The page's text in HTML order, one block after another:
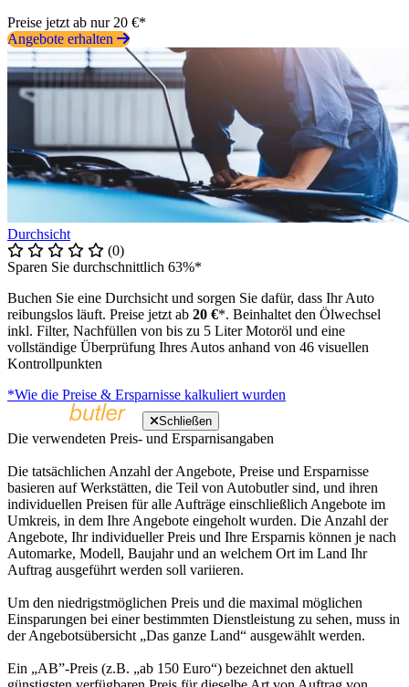
Preise jetzt ab nur 20 €*
Angebote erhalten
Durchsicht
(0)
Sparen Sie durchschnittlich 63%*
Buchen Sie eine Durchsicht und sorgen Sie dafür, dass Ihr Auto
reibungslos läuft. Preise jetzt ab 20 €*. Beinhaltet den Ölwechsel
inkl. Filter, Nachfüllen von bis zu 5 Liter Motoröl und eine
vollständige Überprüfung Ihres Autos anhand von 46 visuellen
Kontrollpunkten
*Wie die Preise & Ersparnisse kalkuliert wurden
Schließen
Die verwendeten Preis- und Ersparnisangaben
Die tatsächlichen Anzahl der Angebote, Preise und Ersparnisse
basieren auf Werkstätten, die Teil von Autobutler sind, und ihren
individuellen Preisen für alle Aufträge einschließlich Angebote im
Umkreis, in dem Ihre Angebote eingeholt wurden. Die Anzahl der
Angebote, Ihr individueller Preis und Ihre Ersparnis können je nach
Automarke, Modell, Baujahr und an welchem Ort im Land Ihr
Auftrag ausgeführt werden soll variieren.
Um den niedrigstmöglichen Preis und die maximal möglichen
Einsparungen bei einer bestimmten Dienstleistung zu sehen, muss in
der Angebotsübersicht „Das ganze Land“ ausgewählt werden.
Ein „AB”-Preis (z.B. „ab 150 Euro“) bezeichnet den aktuell